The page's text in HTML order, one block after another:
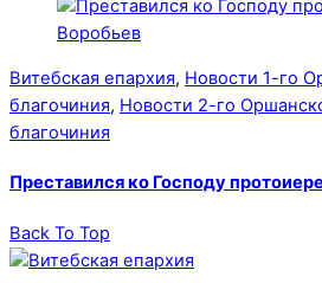
Витебская епархия, Новости 1-го
благочиния, Новости 2-го
благочиния
Преставился ко Господу
Back To Top